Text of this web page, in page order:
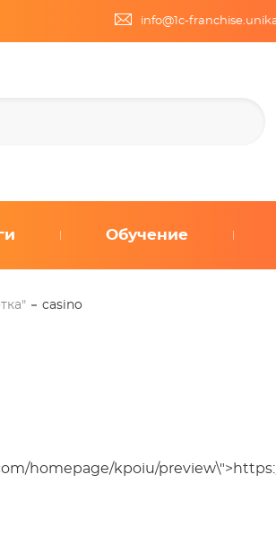
info@1c-
Обучение
casino
homepage/kpoiu/